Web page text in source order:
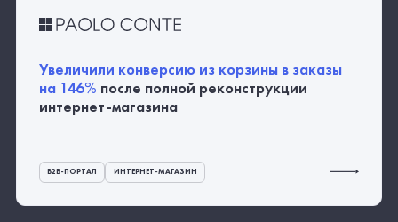
Увеличили конверсию из корзины в заказы
на 146% после полной реконструкции
интернет-магазина
B2B-ПОРТАЛ ИНТЕРНЕТ-МАГАЗИН